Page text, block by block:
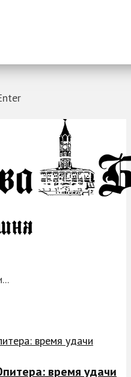
время удачи